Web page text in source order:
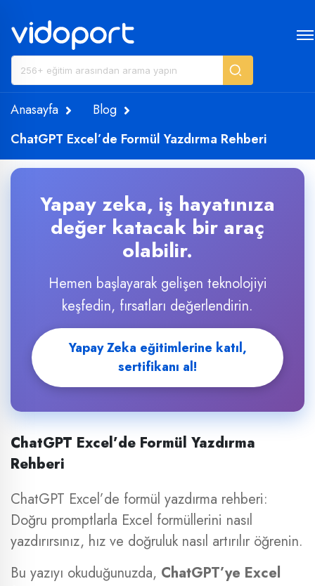
Anasayfa
Blog
ChatGPT Excel’de Formül Yazdırma Rehberi
Yapay zeka, iş hayatınıza
değer katacak bir araç
olabilir.
Hemen başlayarak gelişen teknolojiyi
keşfedin, fırsatları değerlendirin.
Yapay Zeka eğitimlerine katıl,
sertifikanı al!
ChatGPT Excel’de Formül Yazdırma
Rehberi
ChatGPT Excel’de formül yazdırma rehberi:
Doğru promptlarla Excel formüllerini nasıl
yazdırırsınız, hız ve doğruluk nasıl artırılır öğrenin.
Bu yazıyı okuduğunuzda, ChatGPT’ye Excel